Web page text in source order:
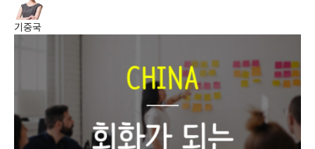
기중국